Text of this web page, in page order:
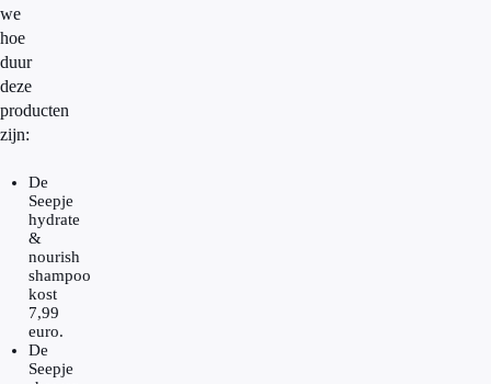
we
hoe
duur
deze
producten
zijn:
De
Seepje
hydrate
&
nourish
shampoo
kost
7,99
euro.
De
Seepje